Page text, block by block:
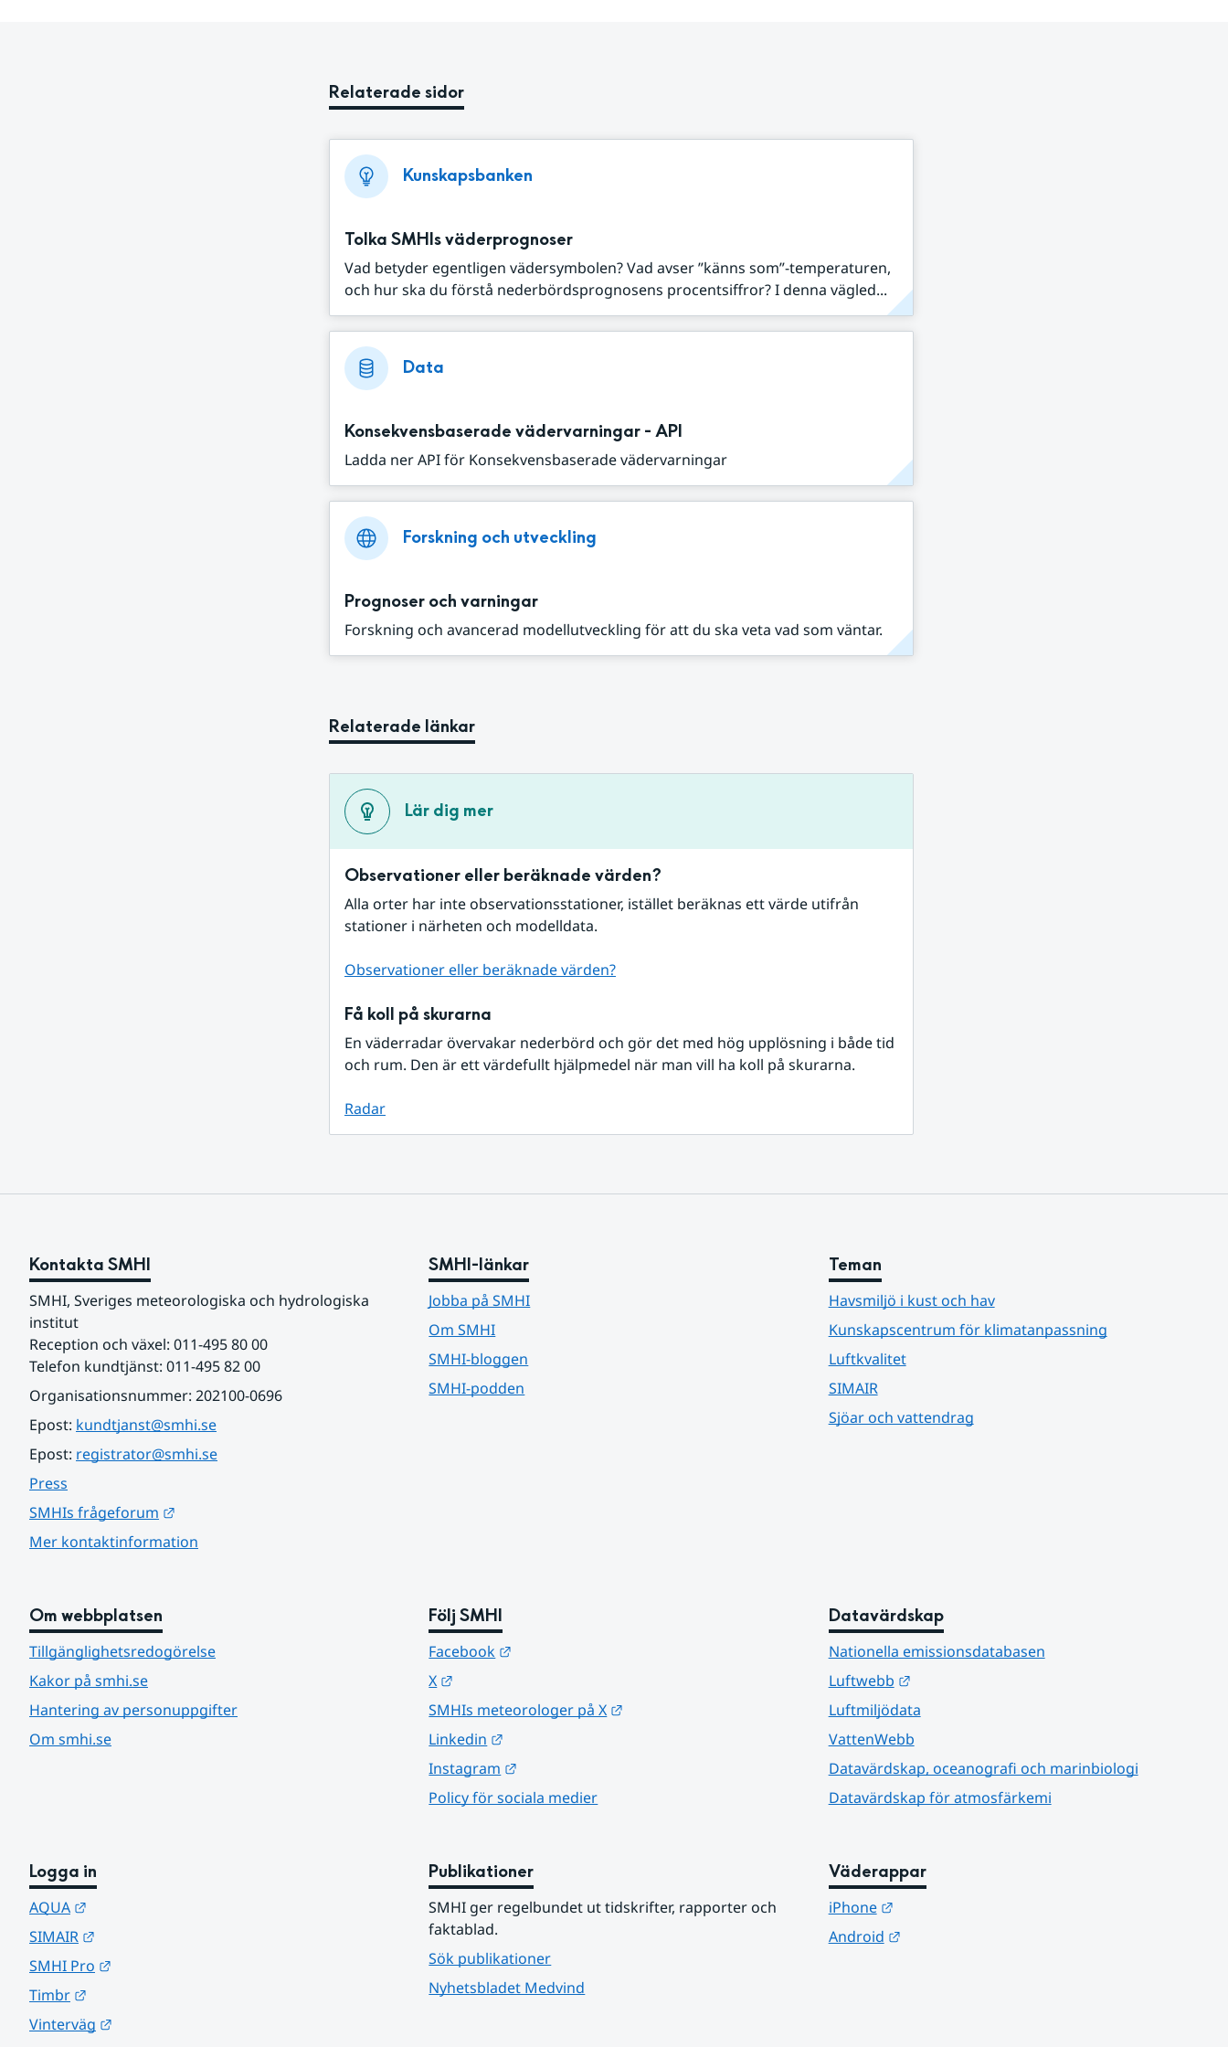
Relaterade sidor
Kunskapsbanken
Tolka SMHIs väderprognoser
Vad betyder egentligen vädersymbolen? Vad avser ”känns som”-temperaturen,
och hur ska du förstå nederbördsprognosens procentsiffror? I denna vägled...
Data
Konsekvensbaserade vädervarningar - API
Ladda ner API för Konsekvensbaserade vädervarningar
Forskning och utveckling
Prognoser och varningar
Forskning och avancerad modellutveckling för att du ska veta vad som väntar.
Relaterade länkar
Lär dig mer
Observationer eller beräknade värden?
Alla orter har inte observationsstationer, istället beräknas ett värde utifrån
stationer i närheten och modelldata.
Observationer eller beräknade värden?
Få koll på skurarna
En väderradar övervakar nederbörd och gör det med hög upplösning i både tid
och rum. Den är ett värdefullt hjälpmedel när man vill ha koll på skurarna.
Radar
Kontakta SMHI
SMHI, Sveriges meteorologiska och hydrologiska
institut
Reception och växel: 011-495 80 00
Telefon kundtjänst: 011-495 82 00
Organisationsnummer: 202100-0696
Epost: kundtjanst@smhi.se
Epost: registrator@smhi.se
Press
SMHIs frågeforum
Mer kontaktinformation
SMHI-länkar
Jobba på SMHI
Om SMHI
SMHI-bloggen
SMHI-podden
Teman
Havsmiljö i kust och hav
Kunskapscentrum för klimatanpassning
Luftkvalitet
SIMAIR
Sjöar och vattendrag
Om webbplatsen
Tillgänglighetsredogörelse
Kakor på smhi.se
Hantering av personuppgifter
Om smhi.se
Följ SMHI
Facebook
X
SMHIs meteorologer på X
Linkedin
Instagram
Policy för sociala medier
Datavärdskap
Nationella emissionsdatabasen
Luftwebb
Länk till annan webbplats.
Luftmiljödata
VattenWebb
Datavärdskap, oceanografi och marinbiologi
Datavärdskap för atmosfärkemi
Logga in
AQUA
SIMAIR
SMHI Pro
Timbr
Vinterväg
Publikationer
SMHI ger regelbundet ut tidskrifter, rapporter och
faktablad.
Sök publikationer
Nyhetsbladet Medvind
Väderappar
iPhone
Länk till annan webbplats.
Android
Länk till annan webbplats.